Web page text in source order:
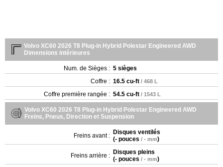
Volvo XC60 2026 T8 Plug-in Hybrid Polestar Engineered AWD
Dimensions intérieures
Num. de Sièges : 5 sièges
Coffre : 16.5 cu-ft / 468 L
Coffre première rangée : 54.5 cu-ft / 1543 L
Volvo XC60 2026 T8 Plug-in Hybrid Polestar Engineered AWD
Freins, Pneus, Direction et Suspension
Freins avant : Disques ventilés
(- pouces / - mm)
Freins arrière : Disques pleins
(- pouces / - mm)